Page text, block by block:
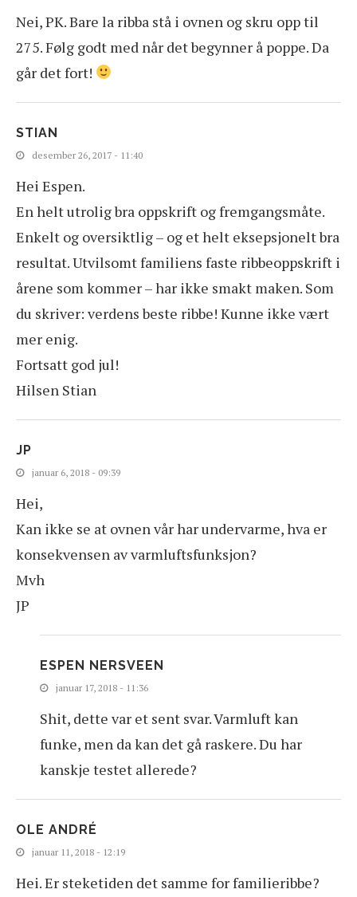
Nei, PK. Bare la ribba stå i ovnen og skru opp til
275. Følg godt med når det begynner å poppe. Da
går det fort!
STIAN
desember 26, 2017 - 11:40
Hei Espen.
En helt utrolig bra oppskrift og fremgangsmåte.
Enkelt og oversiktlig – og et helt eksepsjonelt bra
resultat. Utvilsomt familiens faste ribbeoppskrift i
årene som kommer – har ikke smakt maken. Som
du skriver: verdens beste ribbe! Kunne ikke vært
mer enig.
Fortsatt god jul!
Hilsen Stian
JP
januar 6, 2018 - 09:39
Hei,
Kan ikke se at ovnen vår har undervarme, hva er
konsekvensen av varmluftsfunksjon?
Mvh
JP
ESPEN NERSVEEN
januar 17, 2018 - 11:36
Shit, dette var et sent svar. Varmluft kan
funke, men da kan det gå raskere. Du har
kanskje testet allerede?
OLE ANDRÉ
januar 11, 2018 - 12:19
Hei. Er steketiden det samme for familieribbe?